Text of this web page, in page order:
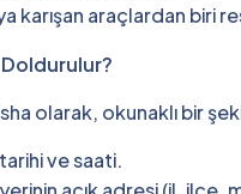
karışan araçlardan biri
Doldurulur?
olarak, okunaklı bir
ve saati.